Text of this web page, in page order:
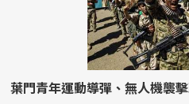
葉門青年運動導彈、無人機襲